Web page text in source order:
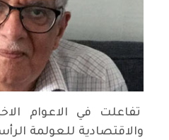
تفاعلت في الاعوام
والاقتصادية للعولمة